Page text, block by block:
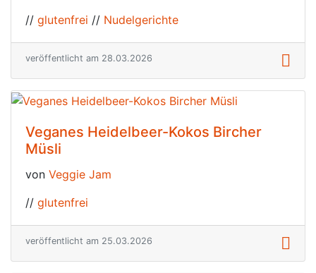
// glutenfrei // Nudelgerichte
veröffentlicht am 28.03.2026
Veganes Heidelbeer-Kokos Bircher
Müsli
von Veggie Jam
// glutenfrei
veröffentlicht am 25.03.2026